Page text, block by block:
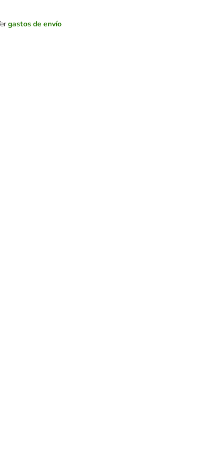
gastos de envío